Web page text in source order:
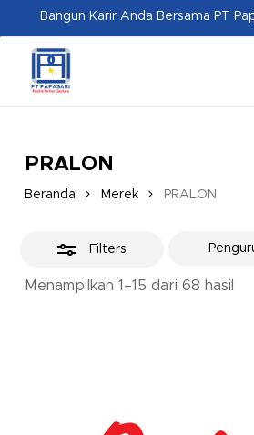
content
Bangun Karir Anda Bersama PT
PRALON
Beranda Merek PRALON
Filters
Menampilkan 1–15 dari 68 hasil